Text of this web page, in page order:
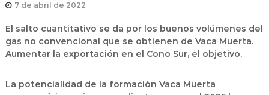
7 de abril de 2022
El salto cuantitativo se da por los buenos volúmenes del
gas no convencional que se obtienen de Vaca Muerta.
Aumentar la exportación en el Cono Sur, el objetivo.
La potencialidad de la formación Vaca Muerta